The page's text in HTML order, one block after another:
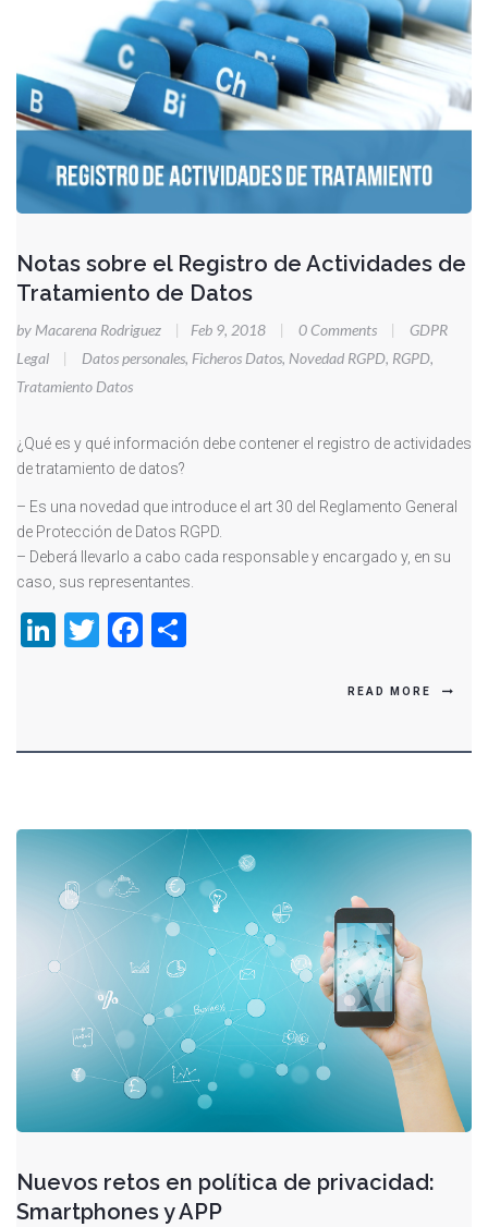
Notas sobre el Registro de Actividades de
Tratamiento de Datos
by Macarena Rodriguez | Feb 9, 2018 | 0 Comments |
GDPR
Legal
| Datos personales, Ficheros Datos, Novedad RGPD, RGPD,
Tratamiento Datos
¿Qué es y qué información debe contener el registro de actividades
de tratamiento de datos?
– Es una novedad que introduce el art 30 del Reglamento General
de Protección de Datos RGPD.
– Deberá llevarlo a cabo cada responsable y encargado y, en su
caso, sus representantes.
LinkedIn
TwitterFacebook
READ MORE
Nuevos retos en política de privacidad:
Smartphones y APP